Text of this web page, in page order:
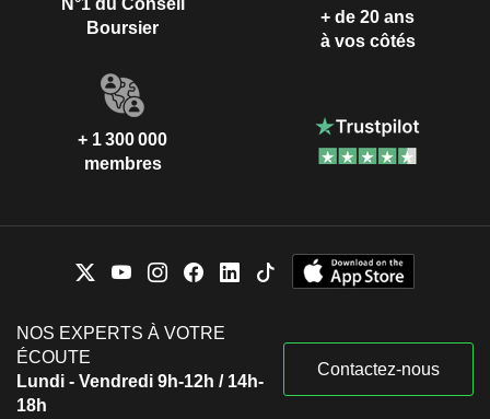
Boursier
+ de 20 ans
à vos côtés
+ 1 300 000
membres
NOS EXPERTS À VOTRE
ÉCOUTE
Lundi - Vendredi 9h-12h / 14h-
18h
Contactez-nous